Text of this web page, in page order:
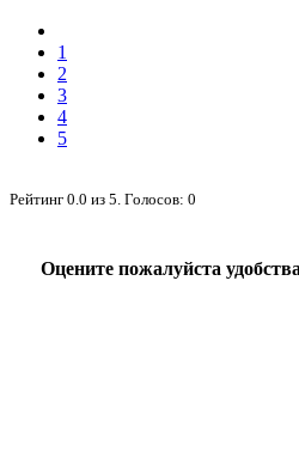
1
2
3
4
5
Рейтинг 0.0 из 5 . Голосов: 0
Оцените пожалуйста